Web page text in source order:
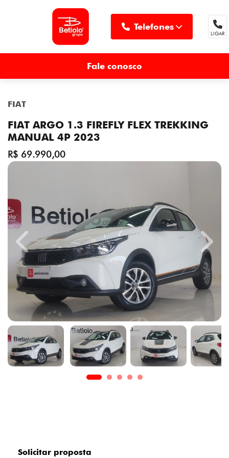
Telefones
LIGAR
Fale conosco
FIAT
FIAT ARGO 1.3 FIREFLY FLEX TREKKING
MANUAL 4P 2023
R$ 69.990,00
Previous Next
Solicitar proposta